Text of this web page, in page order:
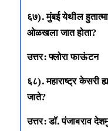
६७). मुंबई येथील
ओळखला जात होता?
उत्तर: फ्लोरा फाऊंटन
६८). महाराष्ट्र केसरी
जाते?
उत्तर: डॉ. पंजाबराव